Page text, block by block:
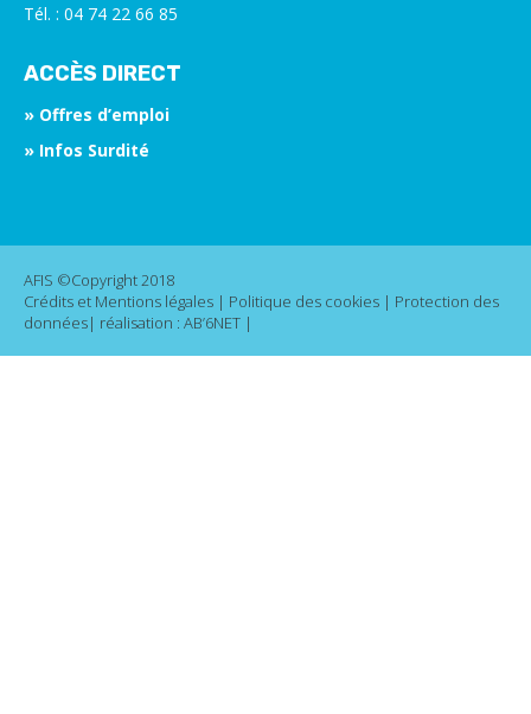
Tél. : 04 74 22 66 85
ACCÈS DIRECT
» Offres d’emploi
» Infos Surdité
AFIS ©Copyright 2018
Crédits et Mentions légales | Politique des cookies | Protection des
données| réalisation : AB’6NET |